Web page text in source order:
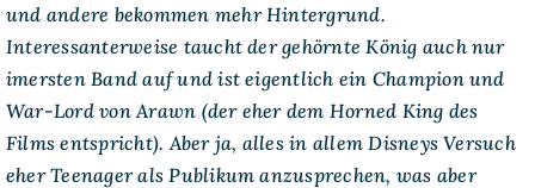
und andere bekommen mehr Hintergrund.
Interessanterweise taucht der gehörnte König auch nur
imersten Band auf und ist eigentlich ein Champion und
War-Lord von Arawn (der eher dem Horned King des
Films entspricht). Aber ja, alles in allem Disneys Versuch
eher Teenager als Publikum anzusprechen, was aber